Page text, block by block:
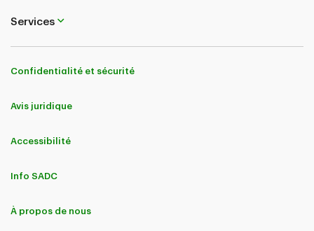
Services
Confidentialité et sécurité
Avis juridique
Accessibilité
Info SADC
À propos de nous